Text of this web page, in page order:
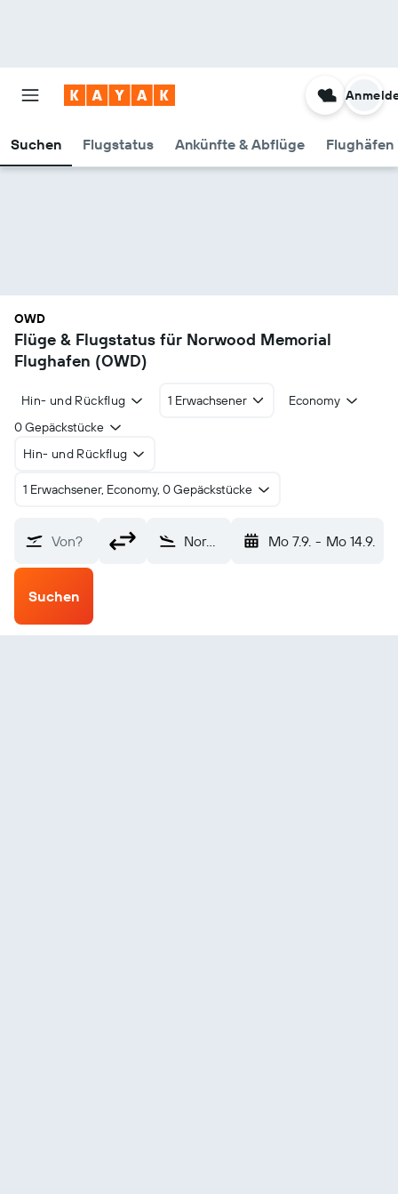
Suchen Flugstatus Ankünfte & Abflüge Flughäfen
OWD
Flüge & Flugstatus für Norwood Memorial
Flughafen (OWD)
Hin- und Rückflug 1 Erwachsener
Economy
0 Gepäckstücke
Hin- und Rückflug
1 Erwachsener, Economy, 0 Gepäckstücke
Von? Norwood Memorial (OWD) Mo 7.9. - Mo 14.9.
Suchen